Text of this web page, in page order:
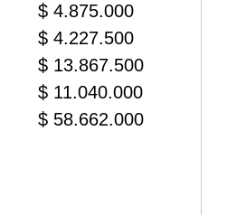
$ 4.875.000
$ 4.227.500
$ 13.867.500
$ 11.040.000
$ 58.662.000